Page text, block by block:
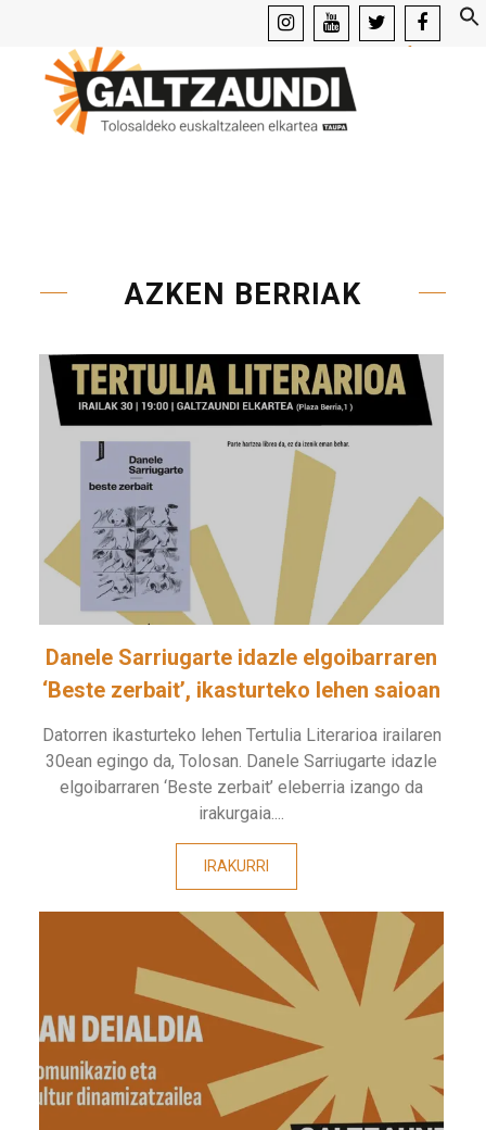
facebook
AZKEN BERRIAK
Danele Sarriugarte idazle elgoibarraren
‘Beste zerbait’, ikasturteko lehen saioan
Datorren ikasturteko lehen Tertulia Literarioa irailaren
30ean egingo da, Tolosan. Danele Sarriugarte idazle
elgoibarraren ‘Beste zerbait’ eleberria izango da
irakurgaia....
IRAKURRI